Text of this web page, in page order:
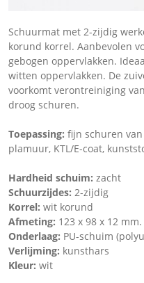
Schuurmat met 2-zijdig
korund korrel. Aan­bevolen
gebogen oppervlakken.
witten oppervlakken. De
voorkomt verontreiniging
droog schuren.
Toepassing: fijn schuren
plamuur, KTL/E-coat,
Hardheid schuim: zacht
Schuurzijdes: 2-zijdig
Korrel: wit korund
Afmeting: 123 x 98 x 12 mm.
Onderlaag: PU-schuim
Verlijming: kunsthars
Kleur: wit